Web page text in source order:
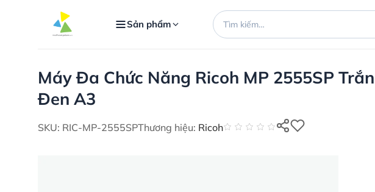
Sản phẩm
Tìm
kiếm:
Máy Đa Chức Năng Ricoh MP 2555SP
Đen A3
SKU: RIC-MP-2555SPThương hiệu: Ricoh